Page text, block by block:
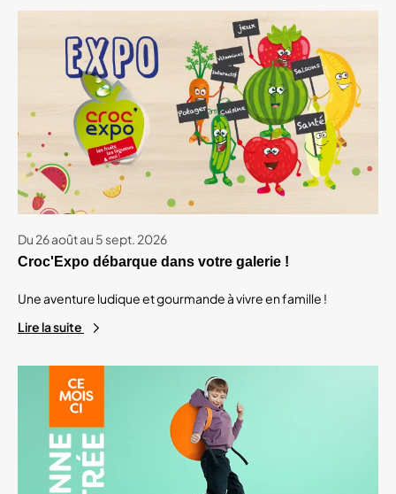
Du 26 août au 5 sept. 2026
Croc'Expo débarque dans votre galerie !
Une aventure ludique et gourmande à vivre en famille !
Lire la suite